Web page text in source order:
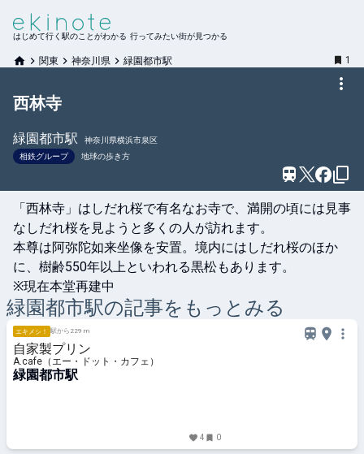
はじめて行く駅のことがわかる 行ってみたい街が見つかる
関東 神奈川県 緑園都市駅 1
西林寺
緑園都市駅
神奈川県横浜市泉区
相鉄グループ
地球の歩き方
「西林寺」はしだれ桜で有名なお寺で、満開の頃には見事
なしだれ桜を見ようと多くの人が訪れます。
本尊は阿弥陀如来坐像を安置。境内にはしだれ桜のほか
に、樹齢550年以上といわれる黒松もあります。
※現在本堂再建中
緑園都市駅の記事をもっとみる
エキメシ！ 駅から229 m
自家製プリン
A.cafe（エー・ドット・カフェ）
緑園都市駅
4 0